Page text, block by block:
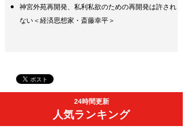
神宮外苑再開発、私利私欲のための再開発は許され
ない＜経済思想家・斎藤幸平＞
24時間更新
人気ランキング